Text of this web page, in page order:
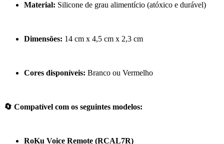
Material: Silicone de grau alimentício (atóxico e durável)
Dimensões: 14 cm x 4,5 cm x 2,3 cm
Cores disponíveis: Branco ou Vermelho
🔄 Compatível com os seguintes modelos:
RoKu Voice Remote (RCAL7R)